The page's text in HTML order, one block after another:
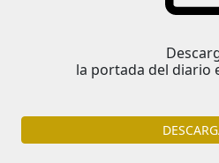
la portada del diario